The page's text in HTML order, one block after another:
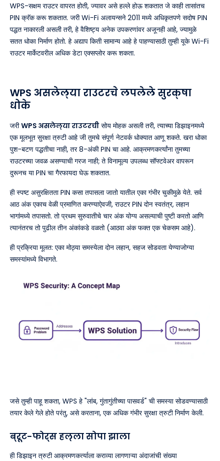
WPS-सक्षम राउटर वापरत होती, ज्यावर असे हल्ले होऊ शकतात जे काही तासांतच
PIN क्रॅक करू शकतात. जरी Wi-Fi अलायन्सने 2011 मध्ये अधिकृतपणे सदोष PIN
पद्धत नाकारली असली तरी, हे वैशिष्ट्य अनेक उपकरणांवर अजूनही आहे, ज्यामुळे
सतत धोका निर्माण होतो. हे अद्याप किती सामान्य आहे हे पाहण्यासाठी तुम्ही यूके Wi-Fi
राउटर मार्केटवरील अधिक डेटा एक्सप्लोर करू शकता.
WPS असलेल्या राउटरचे लपलेले सुरक्षा
धोके
जरीWPS असलेल्या राउटरची सोय मोहक असली तरी, त्याच्या डिझाइनमध्ये
एक मूलभूत सुरक्षा त्रुटी आहे जी तुमचे संपूर्ण नेटवर्क धोक्यात आणू शकते. खरा धोका
पुश-बटण पद्धतीचा नाही, तर 8-अंकी PIN चा आहे. आक्रमणकर्त्यांना तुमच्या
राउटरच्या जवळ असण्याची गरज नाही; ते विनामूल्य उपलब्ध सॉफ्टवेअर वापरून
दुरूनच या PIN चा गैरफायदा घेऊ शकतात.
ही स्पष्ट असुरक्षितता PIN कसा तपासला जातो यातील एका गंभीर चुकीमुळे येते. सर्व
आठ अंक एकाच वेळी प्रमाणित करण्याऐवजी, राउटर PIN दोन स्वतंत्र, लहान
भागांमध्ये तपासतो. तो प्रथम सुरुवातीचे चार अंक योग्य असल्याची पुष्टी करतो आणि
त्यानंतरच तो पुढील तीन अंकांकडे वळतो (आठवा अंक फक्त एक चेकसम आहे).
ही प्रक्रिया मूलत: एका मोठ्या समस्येला दोन लहान, सहज सोडवता येण्याजोग्या
समस्यांमध्ये विभागते.
जसे तुम्ही पाहू शकता, WPS हे "लांब, गुंतागुंतीच्या पासवर्ड" ची समस्या सोडवण्यासाठी
तयार केले गेले होते परंतु, असे करताना, एक अधिक गंभीर सुरक्षा त्रुटी निर्माण केली.
ब्रूट-फोर्स हल्ला सोपा झाला
ही डिझाइन त्रुटी आक्रमणकर्त्याला कराव्या लागणाऱ्या अंदाजांची संख्या